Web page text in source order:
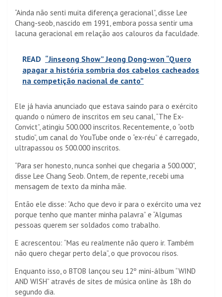
“Ainda não senti muita diferença geracional”, disse Lee
Chang-seob, nascido em 1991, embora possa sentir uma
lacuna geracional em relação aos calouros da faculdade.
READ “Jinseong Show” Jeong Dong-won “Quero
apagar a história sombria dos cabelos cacheados
na competição nacional de canto”
Ele já havia anunciado que estava saindo para o exército
quando o número de inscritos em seu canal, “The Ex-
Convict”, atingiu 500.000 inscritos. Recentemente, o “ootb
studio”, um canal do YouTube onde o “ex-réu” é carregado,
ultrapassou os 500.000 inscritos.
“Para ser honesto, nunca sonhei que chegaria a 500.000”,
disse Lee Chang Seob. Ontem, de repente, recebi uma
mensagem de texto da minha mãe.
Então ele disse: “Acho que devo ir para o exército uma vez
porque tenho que manter minha palavra” e “Algumas
pessoas querem ser soldados como trabalho.
E acrescentou: “Mas eu realmente não quero ir. Também
não quero chegar perto dela”, o que provocou risos.
Enquanto isso, o BTOB lançou seu 12º mini-álbum “WIND
AND WISH” através de sites de música online às 18h do
segundo dia.